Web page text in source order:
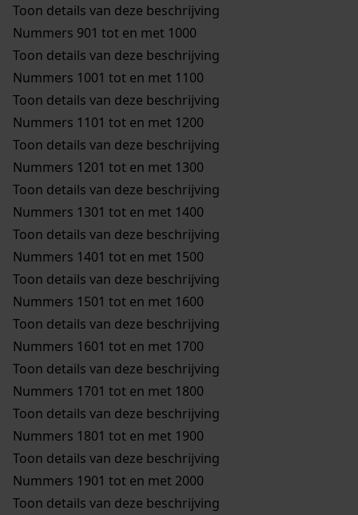
Toon details van deze beschrijving
Nummers 901 tot en met 1000
Toon details van deze beschrijving
Nummers 1001 tot en met 1100
Toon details van deze beschrijving
Nummers 1101 tot en met 1200
Toon details van deze beschrijving
Nummers 1201 tot en met 1300
Toon details van deze beschrijving
Nummers 1301 tot en met 1400
Toon details van deze beschrijving
Nummers 1401 tot en met 1500
Toon details van deze beschrijving
Nummers 1501 tot en met 1600
Toon details van deze beschrijving
Nummers 1601 tot en met 1700
Toon details van deze beschrijving
Nummers 1701 tot en met 1800
Toon details van deze beschrijving
Nummers 1801 tot en met 1900
Toon details van deze beschrijving
Nummers 1901 tot en met 2000
Toon details van deze beschrijving